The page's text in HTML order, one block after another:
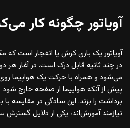
آویاتور چگونه کار
آویاتور یک بازی کرش یا انفجار است که
می‌شود و همراه با حرکت یک هواپیما روی
پیش از آنکه هواپیما از صفحه خارج شود و
برداشت را بزند. این سادگی در مقایسه با
نیازمند آموزش‌اند، یکی از دلایل